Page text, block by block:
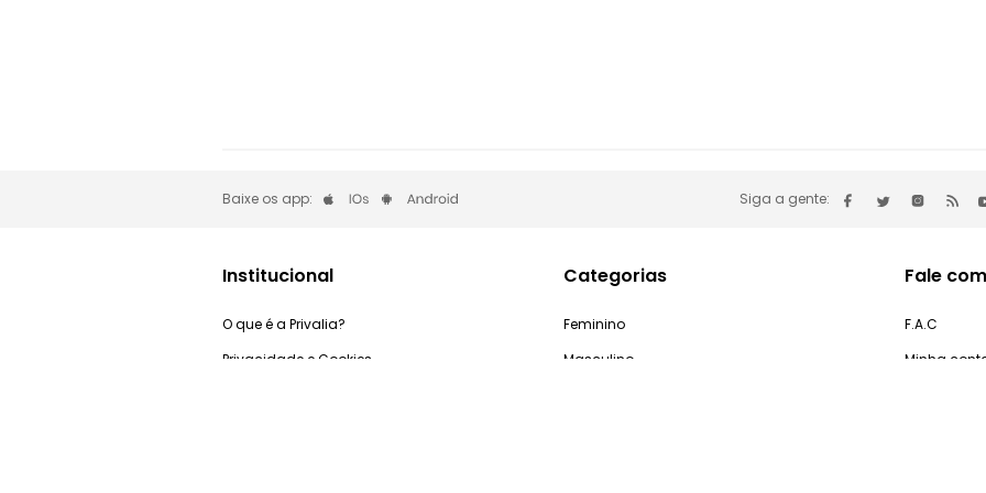
Baixe os app: Siga a gente:
Institucional
O que é a Privalia?
Privacidade e Cookies
Categorias
Feminino
Masculino
Fale
F.A.C
Minha